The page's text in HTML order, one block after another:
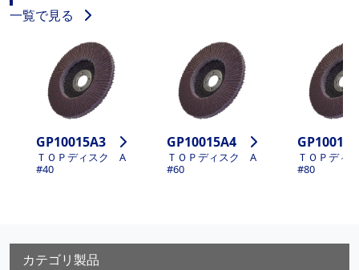
一覧で見る
GP10015A3
ＴＯＰディスク A
#40
GP10015A4
ＴＯＰディスク A
#60
ＴＯＰディ
#80
カテゴリ製品